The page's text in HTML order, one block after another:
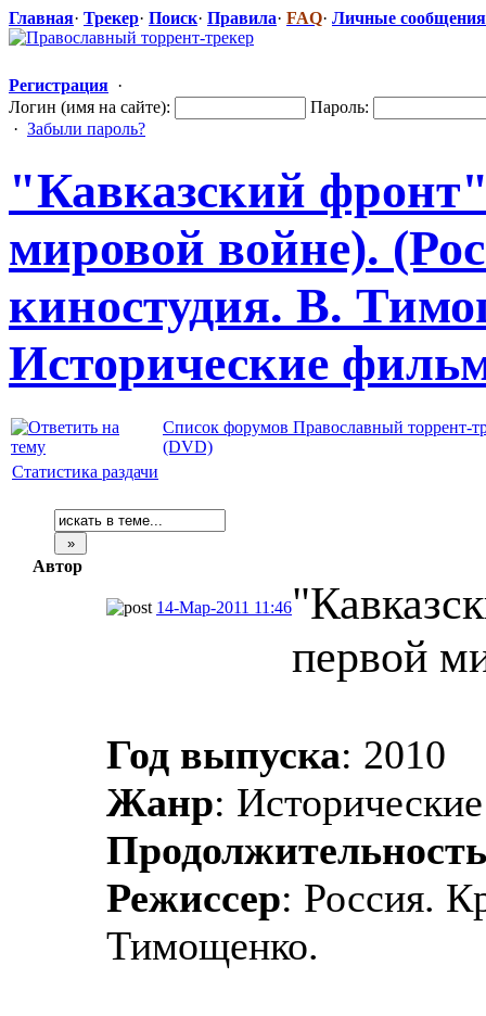
Главная· Трекер· Поиск· Правила· FAQ· Личные сообщения
Регистрация ·
Логин (имя на сайте):
Пароль:
· Забыли пароль?
"Кавказс​кий
мировой войне).
киностудия. В.
Исторические
Список форумов Православный торрент-
(DVD)
Статистика раздачи
Автор
14-Мар-2011 11:46
первой
Год выпуска: 2010
Жанр:
Продолжительность
Режиссер: Россия.
Тимощенко.